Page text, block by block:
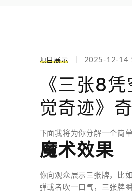
项目展示 2025-12-14
《三张8
觉奇迹》奇
下面我将为你分解一个简
魔术效果
你向观众展示三张牌，比
弹或者吹一口气，三张牌